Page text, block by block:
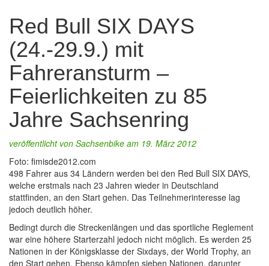
Red Bull SIX DAYS
(24.-29.9.) mit
Fahreransturm –
Feierlichkeiten zu 85
Jahre Sachsenring
veröffentlicht von Sachsenbike am 19. März 2012
Foto: fimisde2012.com
498 Fahrer aus 34 Ländern werden bei den Red Bull SIX DAYS,
welche erstmals nach 23 Jahren wieder in Deutschland
stattfinden, an den Start gehen. Das Teilnehmerinteresse lag
jedoch deutlich höher.
Bedingt durch die Streckenlängen und das sportliche Reglement
war eine höhere Starterzahl jedoch nicht möglich. Es werden 25
Nationen in der Königsklasse der Sixdays, der World Trophy, an
den Start gehen. Ebenso kämpfen sieben Nationen, darunter